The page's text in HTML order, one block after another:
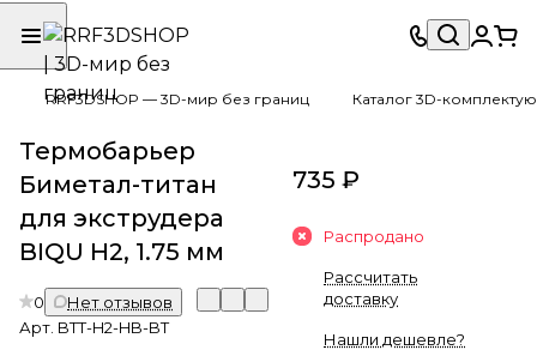
RRF3DSHOP — 3D-мир без границ Каталог 3D-
Термобарьер
Биметал-титан
для экструдера
BIQU H2, 1.75 мм
0
Нет отзывов
Арт. BTT-H2-HB-BT
735 ₽
Распродано
Рассчитать
доставку
Нашли дешевле?